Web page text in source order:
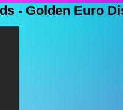
- Golden Euro